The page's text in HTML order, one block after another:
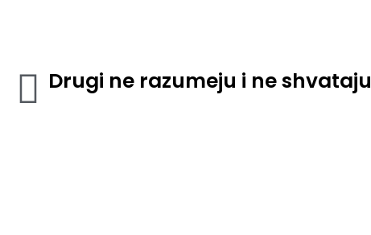
Drugi ne razumeju i ne shvataju